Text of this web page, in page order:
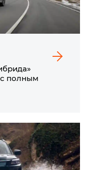
с полным